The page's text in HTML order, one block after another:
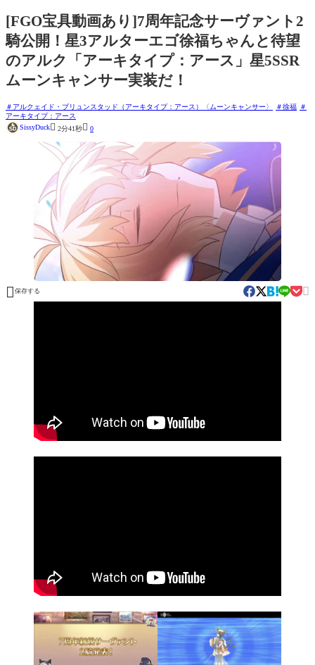
[FGO宝具動画あり]7周年記念サーヴァント2
騎公開！星3アルターエゴ徐福ちゃんと待望
のアルク「アーキタイプ：アース」星5SSR
ムーンキャンサー実装だ！
アルクェイド・ブリュンスタッド（アーキタイプ：アース）〈ムーンキャンサー〉
徐福
アーキタイプ：アース
SissyDuck 2分41秒 0
 保存する 